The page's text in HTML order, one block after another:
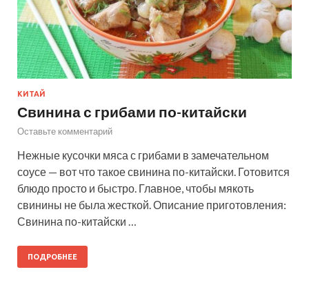
КИТАЙ
Свинина с грибами по-китайски
Оставьте комментарий
Нежные кусочки мяса с грибами в замечательном
соусе — вот что такое свинина по-китайски. Готовится
блюдо просто и быстро. Главное, чтобы мякоть
свинины не была жесткой. Описание приготовления:
Свинина по-китайски …
ПОДРОБНЕЕ